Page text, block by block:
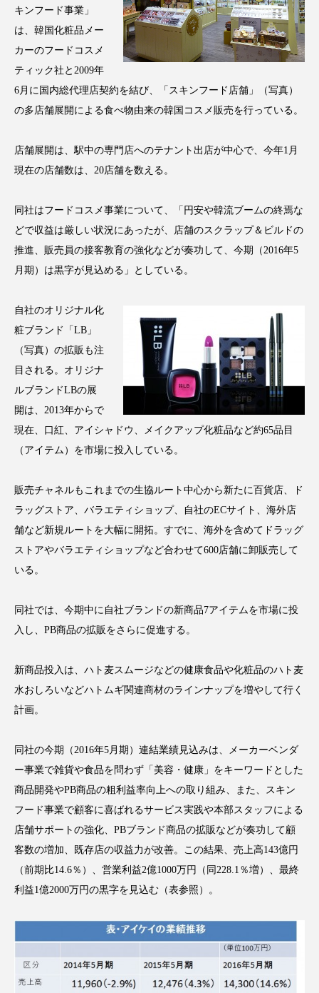
アスレジャーコスメ アレルギー アロマ
アンチエイジング アンチソリチュード
インナービューティーアワード2025受賞商品
ウェアラブルデバイス ウェルネス
エクソソーム オーガニック オゾン
カウンセラー カウンセリング
クレンジング
クローズアップ ケーススタディ
コグニティブヘルス コスト削減
コミュニケーション
コルチゾール サステナビリティ
サステナブル美容 サプライチェーン
サプリ サロンクレンジング サロン戦略
スキンケア スキンケア 習慣
スキンケアルーティン ストレス スパ
スマートウォッチ スマートパッチ
セラミド保湿 セルフケア
タンパク質 ディープクレンジング
デジタルデトックス デトックス
ナイトプロテイン ナイトルーティン 金木犀
パーソナライズ バーチャルメイク
キンフード事業」
は、韓国化粧品メー
カーのフードコスメ
ティック社と2009年
6月に国内総代理店契約を結び、「スキンフード店舗」（写真）
の多店舗展開による食べ物由来の韓国コスメ販売を行っている。
店舗展開は、駅中の専門店へのテナント出店が中心で、今年1月
現在の店舗数は、20店舗を数える。
同社はフードコスメ事業について、「円安や韓流ブームの終焉な
どで収益は厳しい状況にあったが、店舗のスクラップ＆ビルドの
推進、販売員の接客教育の強化などが奏功して、今期（2016年5
月期）は黒字が見込める」としている。
自社のオリジナル化
粧ブランド「LB」
（写真）の拡販も注
目される。オリジナ
ルブランドLBの展
開は、2013年からで
現在、口紅、アイシャドウ、メイクアップ化粧品など約65品目
（アイテム）を市場に投入している。
販売チャネルもこれまでの生協ルート中心から新たに百貨店、ド
ラッグストア、バラエティショップ、自社のECサイト、海外店
舗など新規ルートを大幅に開拓。すでに、海外を含めてドラッグ
ストアやバラエティショップなど合わせて600店舗に卸販売して
いる。
同社では、今期中に自社ブランドの新商品7アイテムを市場に投
入し、PB商品の拡販をさらに促進する。
新商品投入は、ハト麦スムージなどの健康食品や化粧品のハト麦
水おしろいなどハトムギ関連商材のラインナップを増やして行く
計画。
同社の今期（2016年5月期）連結業績見込みは、メーカーベンダ
ー事業で雑貨や食品を問わず「美容・健康」をキーワードとした
商品開発やPB商品の粗利益率向上への取り組み、また、スキン
フード事業で顧客に喜ばれるサービス実践や本部スタッフによる
店舗サポートの強化、PBブランド商品の拡販などが奏功して顧
客数の増加、既存店の収益力が改善。この結果、売上高143億円
（前期比14.6％）、営業利益2億1000万円（同228.1％増）、最終
利益1億2000万円の黒字を見込む（表参照）。